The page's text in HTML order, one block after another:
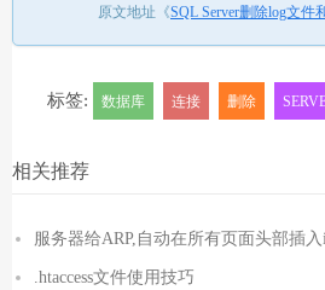
原文地址《SQL Server删除log文件
标签: 数据库 连接 删除
相关推荐
服务器给ARP,自动在所有页面头部插
.htaccess文件使用技巧